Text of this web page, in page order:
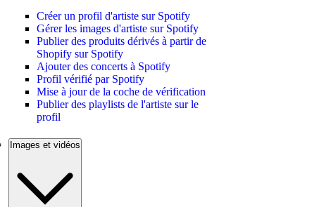
Créer un profil d'artiste sur Spotify
Gérer les images d'artiste sur Spotify
Publier des produits dérivés à partir de
Shopify sur Spotify
Ajouter des concerts à Spotify
Profil vérifié par Spotify
Mise à jour de la coche de vérification
Publier des playlists de l'artiste sur le
profil
Images et vidéos